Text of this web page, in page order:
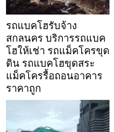
รถแบคโฮรับจ้าง
สกลนคร บริการรถแบค
โฮให้เช่า รถแม็คโครขุด
ดิน รถแบคโฮขุดสระ
แม็คโครรื้อถอนอาคาร
ราคาถูก